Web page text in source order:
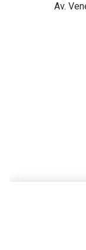
Av.